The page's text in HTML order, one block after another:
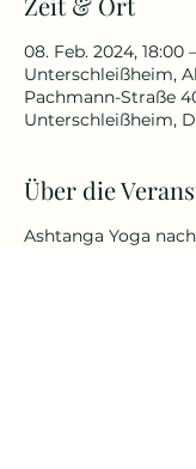
08. Feb. 2024, 18:00
Unterschleißheim,
Pachmann-Straße
Unterschleißheim,
Über die
Ashtanga Yoga